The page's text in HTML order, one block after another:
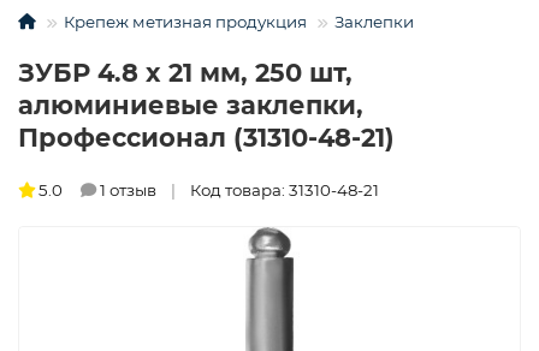
Крепеж метизная продукция Заклепки
ЗУБР 4.8 x 21 мм, 250 шт,
алюминиевые заклепки,
Профессионал (31310-48-21)
5.0 1 отзыв Код товара: 31310-48-21